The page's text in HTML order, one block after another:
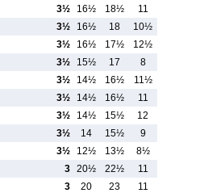
3½ 16½ 18½
11
3½ 16½ 18
10½
3½ 16½ 17½
12½
3½ 15½ 17
8
3½ 14½ 16½
11½
3½ 14½ 16½
11
3½ 14½ 15½
12
3½ 14 15½
9
3½ 12½ 13½
8½
3 20½ 22½
11
3 20 23
11